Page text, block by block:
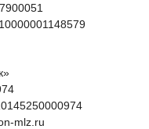
mlz.ru